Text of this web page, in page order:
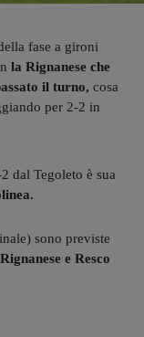
fase a gironi
la Rignanese che
il turno, cosa
per 2-2 in
dal Tegoleto è sua
sono previste
Rignanese e Resco